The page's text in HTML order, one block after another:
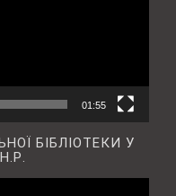
01:55
БІБЛІОТЕКИ У